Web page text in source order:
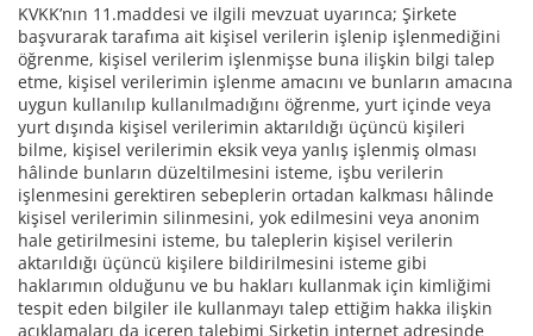
KVKK’nın 11.maddesi ve ilgili mevzuat uyarınca; Şirkete
başvurarak tarafıma ait kişisel verilerin işlenip işlenmediğini
öğrenme, kişisel verilerim işlenmişse buna ilişkin bilgi talep
etme, kişisel verilerimin işlenme amacını ve bunların amacına
uygun kullanılıp kullanılmadığını öğrenme, yurt içinde veya
yurt dışında kişisel verilerimin aktarıldığı üçüncü kişileri
bilme, kişisel verilerimin eksik veya yanlış işlenmiş olması
hâlinde bunların düzeltilmesini isteme, işbu verilerin
işlenmesini gerektiren sebeplerin ortadan kalkması hâlinde
kişisel verilerimin silinmesini, yok edilmesini veya anonim
hale getirilmesini isteme, bu taleplerin kişisel verilerin
aktarıldığı üçüncü kişilere bildirilmesini isteme gibi
haklarımın olduğunu ve bu hakları kullanmak için kimliğimi
tespit eden bilgiler ile kullanmayı talep ettiğim hakka ilişkin
açıklamaları da içeren talebimi Şirketin internet adresinde